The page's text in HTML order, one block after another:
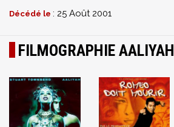
Décédé le : 25 Août 2001
FILMOGRAPHIE AALIYAH